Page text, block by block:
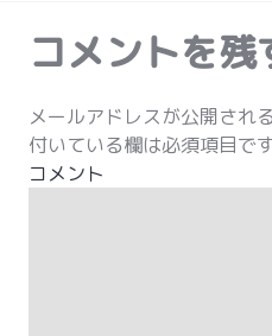
コメントを残
メールアドレスが公開され
付いている欄は必須項目で
コメント